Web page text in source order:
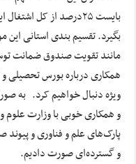
بگیرد. تقسیم بندی استانی
مانند تقویت صندوق ضمانت
همکاری درباره بورس تحصیلی
ویژه دنبال خواهیم کرد. به
و همکاری خوبی با وزارت علوم
پارک‌های علم و فناوری و
و گسترده‌ای صورت دادیم.